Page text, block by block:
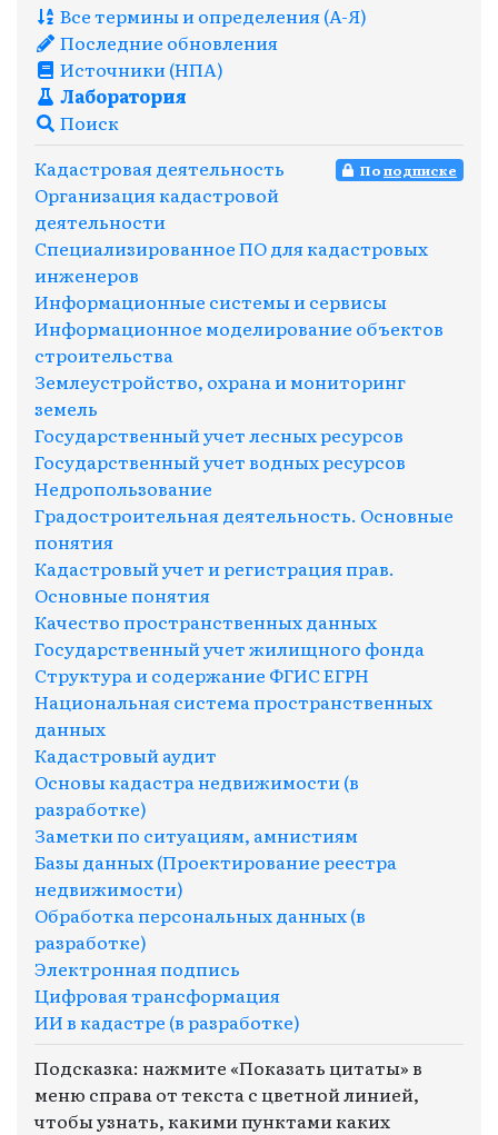
Все термины и определения (A-Я)
Последние обновления
Источники (НПА)
Лаборатория
Поиск
Поподписке
Кадастровая деятельность
Организация кадастровой
деятельности
Специализированное ПО для кадастровых
инженеров
Информационные системы и сервисы
Информационное моделирование объектов
строительства
Землеустройство, охрана и мониторинг
земель
Государственный учет лесных ресурсов
Государственный учет водных ресурсов
Недропользование
Градостроительная деятельность. Основные
понятия
Кадастровый учет и регистрация прав.
Основные понятия
Качество пространственных данных
Государственный учет жилищного фонда
Структура и содержание ФГИС ЕГРН
Национальная система пространственных
данных
Кадастровый аудит
Основы кадастра недвижимости (в
разработке)
Заметки по ситуациям, амнистиям
Базы данных (Проектирование реестра
недвижимости)
Обработка персональных данных (в
разработке)
Электронная подпись
Цифровая трансформация
ИИ в кадастре (в разработке)
Подсказка: нажмите «Показать цитаты» в
меню справа от текста с цветной линией,
чтобы узнать, какими пунктами каких